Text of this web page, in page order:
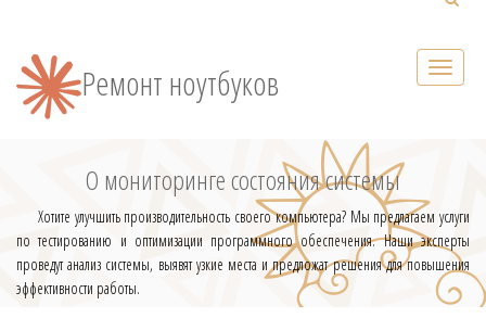
Ремонт ноутбуков
О мониторинге состояния системы
Хотите улучшить производительность своего компьютера? Мы предлагаем услуги
по тестированию и оптимизации программного обеспечения. Наши эксперты
проведут анализ системы, выявят узкие места и предложат решения для повышения
эффективности работы.